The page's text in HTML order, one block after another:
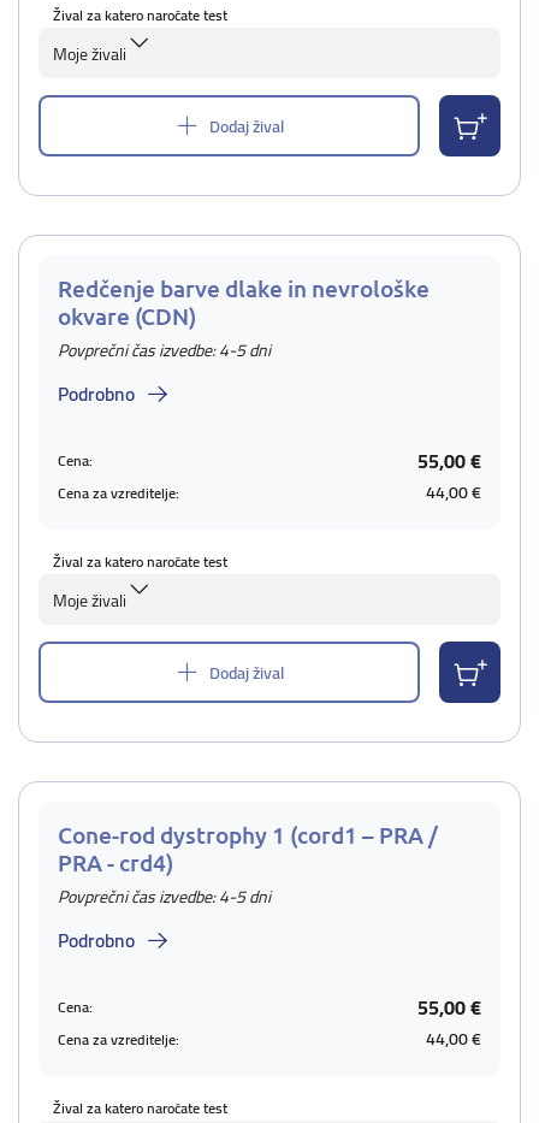
Žival za katero naročate test
Moje živali
Dodaj žival
Redčenje barve dlake in nevrološke
okvare (CDN)
Povprečni čas izvedbe: 4-5 dni
Podrobno
Cena: 55,00 €
Cena za vzreditelje: 44,00 €
Žival za katero naročate test
Moje živali
Dodaj žival
Cone-rod dystrophy 1 (cord1 – PRA /
PRA - crd4)
Povprečni čas izvedbe: 4-5 dni
Podrobno
Cena: 55,00 €
Cena za vzreditelje: 44,00 €
Žival za katero naročate test